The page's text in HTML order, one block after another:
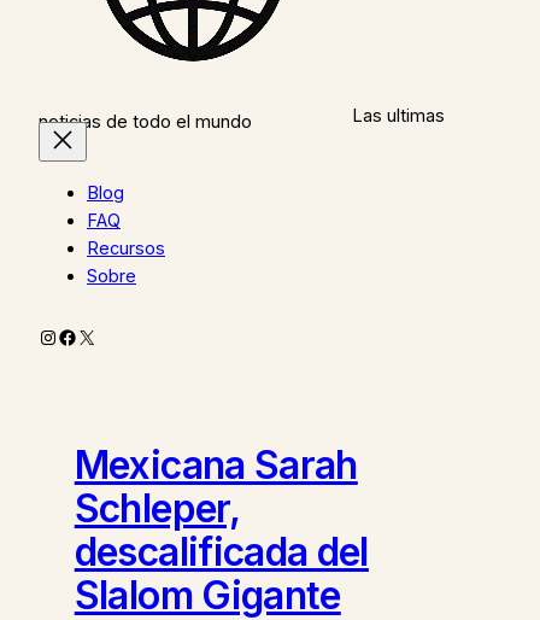
Las ultimas
noticias de todo el mundo
Blog
FAQ
Recursos
Sobre
Instagram
Facebook
X
Mexicana Sarah
Schleper,
descalificada del
Slalom Gigante